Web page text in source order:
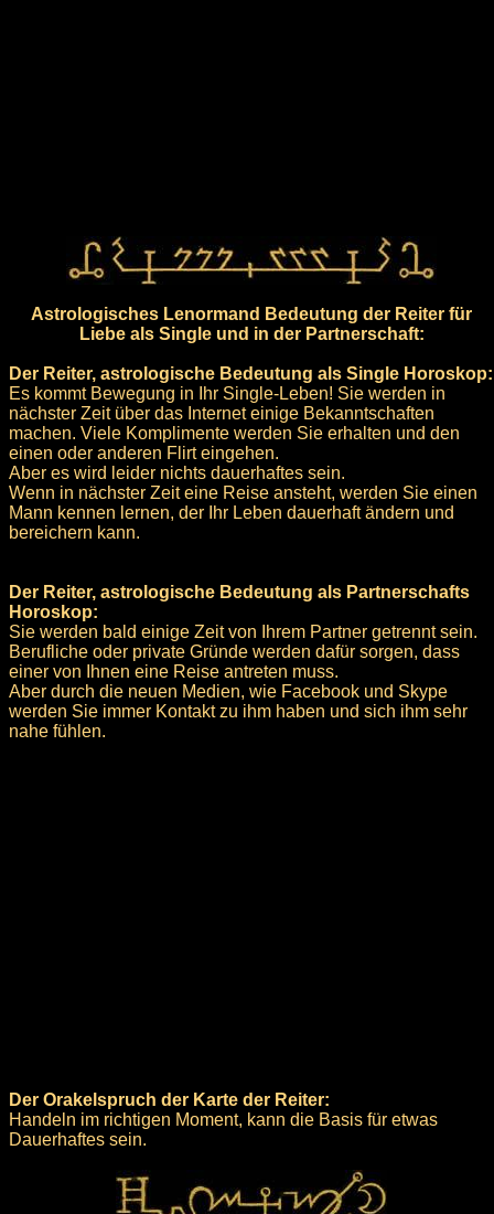
Astrologisches Lenormand Bedeutung der Reiter für
Liebe als Single und in der Partnerschaft:
Der Reiter, astrologische Bedeutung als Single Horoskop:
Es kommt Bewegung in Ihr Single-Leben! Sie werden in
nächster Zeit über das Internet einige Bekanntschaften
machen. Viele Komplimente werden Sie erhalten und den
einen oder anderen Flirt eingehen.
Aber es wird leider nichts dauerhaftes sein.
Wenn in nächster Zeit eine Reise ansteht, werden Sie einen
Mann kennen lernen, der Ihr Leben dauerhaft ändern und
bereichern kann.
Der Reiter, astrologische Bedeutung als Partnerschafts
Horoskop:
Sie werden bald einige Zeit von Ihrem Partner getrennt sein.
Berufliche oder private Gründe werden dafür sorgen, dass
einer von Ihnen eine Reise antreten muss.
Aber durch die neuen Medien, wie Facebook und Skype
werden Sie immer Kontakt zu ihm haben und sich ihm sehr
nahe fühlen.
Der Orakelspruch der Karte der Reiter:
Handeln im richtigen Moment, kann die Basis für etwas
Dauerhaftes sein.